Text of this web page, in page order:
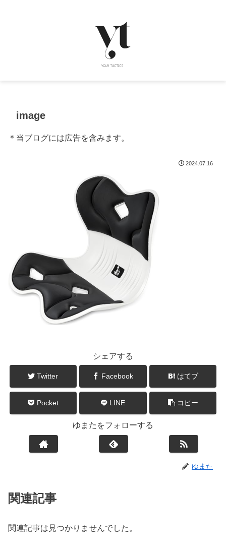
image
＊当ブログには広告を含みます。
2024.07.16
シェアする
Twitter Facebook はてブ
Pocket LINE コピー
ゆまたをフォローする
ゆまた
関連記事
関連記事は見つかりませんでした。